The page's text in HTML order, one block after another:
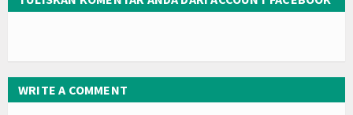
WRITE A COMMENT